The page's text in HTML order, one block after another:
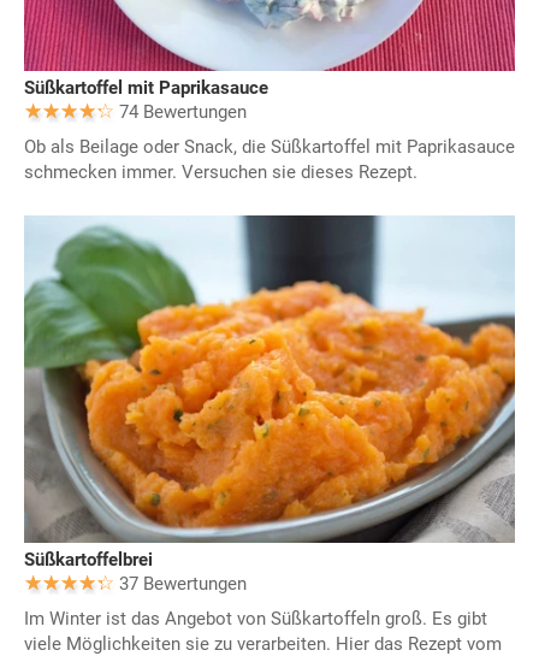
Süßkartoffel mit Paprikasauce
74 Bewertungen
Ob als Beilage oder Snack, die Süßkartoffel mit Paprikasauce
schmecken immer. Versuchen sie dieses Rezept.
Süßkartoffelbrei
37 Bewertungen
Im Winter ist das Angebot von Süßkartoffeln groß. Es gibt
viele Möglichkeiten sie zu verarbeiten. Hier das Rezept vom